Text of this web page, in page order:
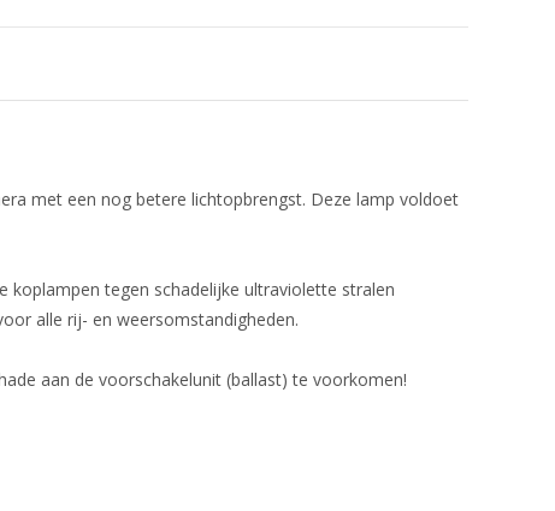
met een nog betere lichtopbrengst. Deze lamp voldoet
koplampen tegen schadelijke ultraviolette stralen
alle rij- en weersomstandigheden.
aan de voorschakelunit (ballast) te voorkomen!